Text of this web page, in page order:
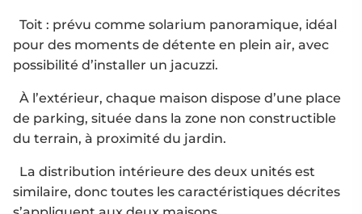
Toit : prévu comme solarium panoramique, idéal
pour des moments de détente en plein air, avec
possibilité d’installer un jacuzzi.
À l’extérieur, chaque maison dispose d’une place
de parking, située dans la zone non constructible
du terrain, à proximité du jardin.
La distribution intérieure des deux unités est
similaire, donc toutes les caractéristiques décrites